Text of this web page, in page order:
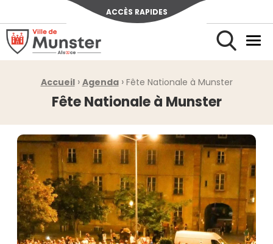
ACCÈS RAPIDES
Ville de Munster (Alsace) Située au cœur de l’Alsace et de
Rechercher
Fil d'Ariane :
Accueil › Agenda › Fête Nationale à Munster
Fête Nationale à Munster